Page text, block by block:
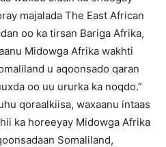
majalada The East African
oo ka tirsan Bariga Afrika,
Midowga Afrika wakhti
u aqoonsado qaran
oo uu ururka ka noqdo.”
qoraalkiisa, waxaanu intaas
ka horeeyay Midowga Afrika
Somaliland,